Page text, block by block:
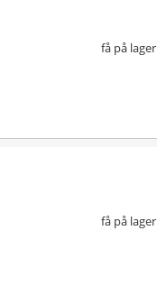
få på lager
få på lager